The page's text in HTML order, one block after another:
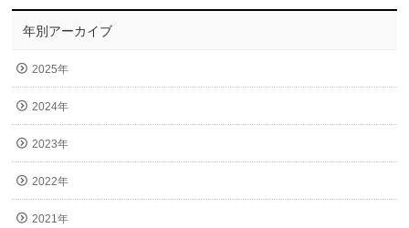
年別アーカイブ
2025年
2024年
2023年
2022年
2021年